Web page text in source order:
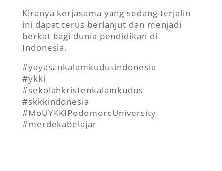
Kiranya kerjasama yang sedang terjalin
ini dapat terus berlanjut dan menjadi
berkat bagi dunia pendidikan di
Indonesia.
#yayasankalamkudusindonesia
#ykki
#sekolahkristenkalamkudus
#skkkindonesia
#MoUYKKIPodomoroUniversity
#merdekabelajar